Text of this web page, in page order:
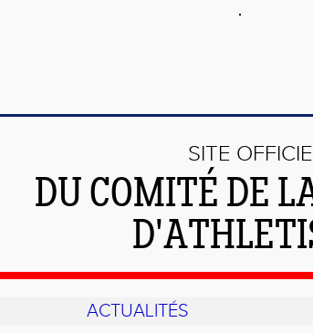
SITE
DU COMITÉ DE
ACTUALITÉS